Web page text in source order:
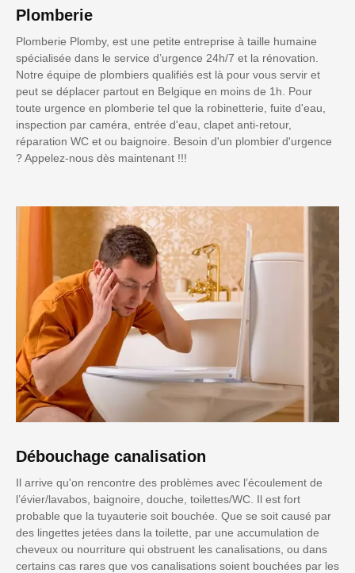
Plomberie
Plomberie Plomby, est une petite entreprise à taille humaine
spécialisée dans le service d’urgence 24h/7 et la rénovation.
Notre équipe de plombiers qualifiés est là pour vous servir et
peut se déplacer partout en Belgique en moins de 1h. Pour
toute urgence en plomberie tel que la robinetterie, fuite d'eau,
inspection par caméra, entrée d'eau, clapet anti-retour,
réparation WC et ou baignoire. Besoin d'un plombier d'urgence
? Appelez-nous dès maintenant !!!
Débouchage canalisation
Il arrive qu'on rencontre des problèmes avec l’écoulement de
l’évier/lavabos, baignoire, douche, toilettes/WC. Il est fort
probable que la tuyauterie soit bouchée. Que se soit causé par
des lingettes jetées dans la toilette, par une accumulation de
cheveux ou nourriture qui obstruent les canalisations, ou dans
certains cas rares que vos canalisations soient bouchées par les